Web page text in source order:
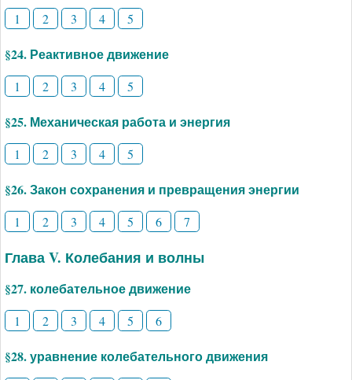
1 2 3 4 5
§24. Реактивное движение
1 2 3 4 5
§25. Механическая работа и энергия
1 2 3 4 5
§26. Закон сохранения и превращения энергии
1 2 3 4 5 6 7
Глава V. Колебания и волны
§27. колебательное движение
1 2 3 4 5 6
§28. уравнение колебательного движения